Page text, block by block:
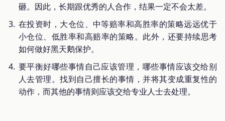
砸。因此，长期跟优秀的人合作，结果一定不会太差。
在投资时，大仓位、中等赔率和高胜率的策略远远优于
小仓位、低胜率和高赔率的策略。此外，还要持续思考
如何做好黑天鹅保护。
要平衡好哪些事情自己应该管理，哪些事情应该交给别
人去管理。找到自己擅长的事情，并将其变成重复性的
动作，而其他的事情则应该交给专业人士去处理。